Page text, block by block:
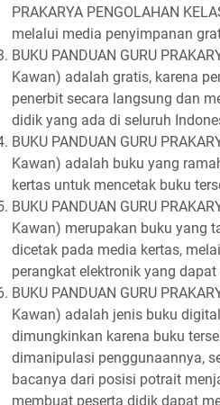
PRAKARYA PENGOLAHAN
melalui media penyimpanan
BUKU PANDUAN GURU
Kawan) adalah gratis, karena
penerbit secara langsung dan
didik yang ada di seluruh
BUKU PANDUAN GURU
Kawan) adalah buku yang
kertas untuk mencetak buku
BUKU PANDUAN GURU
Kawan) merupakan buku yang
dicetak pada media kertas,
perangkat elektronik yang
BUKU PANDUAN GURU
Kawan) adalah jenis buku
dimungkinkan karena buku
dimanipulasi penggunaannya,
bacanya dari posisi potrait
membuat peserta didik dapat